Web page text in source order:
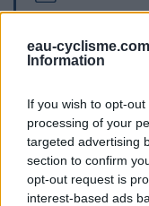
eau-
Information
If you wish to opt-
processing of your
targeted advertising
section to confirm
opt-out request is
interest-based ads